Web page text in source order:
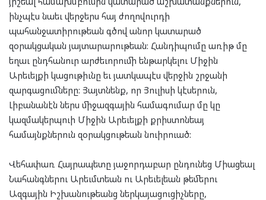
ինչպէս նաեւ վերջերս հայ ժողովուրդի
պահանջատիրութեան գծով անոր կատարած
զօրակցական յայտարարութեան: Հանդիպումը առիթ մը
եղաւ ընդհանուր արժեւորումի ենթարկելու Միջին
Արեւելքի կացութիւնը եւ յատկապէս վերջին շրջանի
զարգացումները: Յայտնենք, որ Յուլիսի կէսերուն,
Լիբանանէն ներս միջազգային համագումար մը կը
կազմակերպուի Միջին Արեւելքի քրիստոնեայ
համայնքներուն զօրակցութեան նուիրուած:
Վեհափառ Հայրապետը յաջորդաբար ընդունեց Միացեալ
Նահանգներու Արեւմտեան ու Արեւելեան թեմերու
Ազգային Իշխանութեանց ներկայացուցիչները,